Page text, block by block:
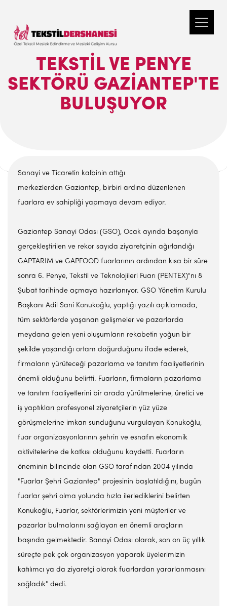
TEKSTIL VE PENYE
SEKTÖRÜ GAZIANTEP'TE
BULUŞUYOR
Sanayi ve Ticaretin kalbinin attığı
merkezlerden Gaziantep, birbiri ardına düzenlenen
fuarlara ev sahipliği yapmaya devam ediyor.
Gaziantep Sanayi Odası (GSO), Ocak ayında başarıyla
gerçekleştirilen ve rekor sayıda ziyaretçinin ağırlandığı
GAPTARIM ve GAPFOOD fuarlarının ardından kısa bir süre
sonra 6. Penye, Tekstil ve Teknolojileri Fuarı (PENTEX)"nı 8
Şubat tarihinde açmaya hazırlanıyor. GSO Yönetim Kurulu
Başkanı Adil Sani Konukoğlu, yaptığı yazılı açıklamada,
tüm sektörlerde yaşanan gelişmeler ve pazarlarda
meydana gelen yeni oluşumların rekabetin yoğun bir
şekilde yaşandığı ortam doğurduğunu ifade ederek,
firmaların yürüteceği pazarlama ve tanıtım faaliyetlerinin
önemli olduğunu belirtti. Fuarların, firmaların pazarlama
ve tanıtım faaliyetlerini bir arada yürütmelerine, üretici ve
iş yaptıkları profesyonel ziyaretçilerin yüz yüze
görüşmelerine imkan sunduğunu vurgulayan Konukoğlu,
fuar organizasyonlarının şehrin ve esnafın ekonomik
aktivitelerine de katkısı olduğunu kaydetti. Fuarların
öneminin bilincinde olan GSO tarafından 2004 yılında
"Fuarlar Şehri Gaziantep" projesinin başlatıldığını, bugün
fuarlar şehri olma yolunda hızla ilerlediklerini belirten
Konukoğlu, Fuarlar, sektörlerimizin yeni müşteriler ve
pazarlar bulmalarını sağlayan en önemli araçların
başında gelmektedir. Sanayi Odası olarak, son on üç yıllık
süreçte pek çok organizasyon yaparak üyelerimizin
katılımcı ya da ziyaretçi olarak fuarlardan yararlanmasını
sağladık" dedi.